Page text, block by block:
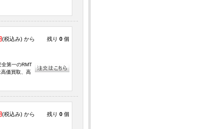
(税込み) から 残り 0 個
第一のRMT
価買取、高
(税込み) から 残り 0 個